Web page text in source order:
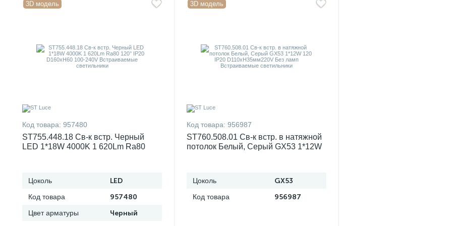
3D модель
Код товара: 957480
ST755.448.18 Св-к встр. Черный
LED 1*18W 4000K 1 620Lm Ra80
Цоколь LED
Код товара 957480
Цвет арматуры Черный
3D модель
Код товара: 956987
ST760.508.01 Св-к встр. в натяжной
потолок Белый, Серый GX53 1*12W
Цоколь GX53
Код товара 956987